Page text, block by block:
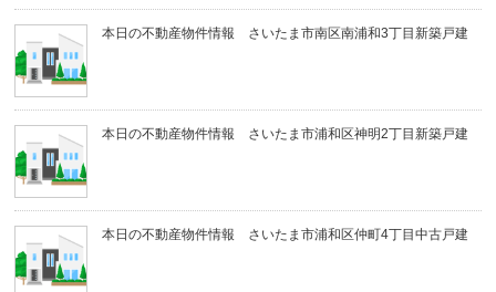
本日の不動産物件情報 さいたま市南区南浦和3丁目新築戸建
本日の不動産物件情報 さいたま市浦和区神明2丁目新築戸建
本日の不動産物件情報 さいたま市浦和区仲町4丁目中古戸建